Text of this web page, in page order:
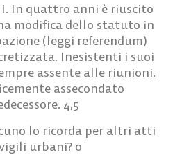
In quattro anni è riuscito
modifica dello statuto in
(leggi referendum)
Inesistenti i suoi
assente alle riunioni.
assecondato
4,5
lo ricorda per altri atti
urbani? 0